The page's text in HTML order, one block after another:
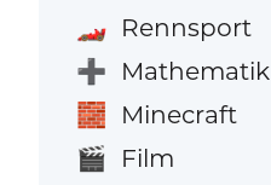
🏎️ Rennsport
➕ Mathematik
🧱 Minecraft
🎬 Film